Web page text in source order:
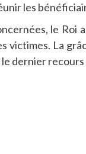
les
le Roi
victimes. La
dernier